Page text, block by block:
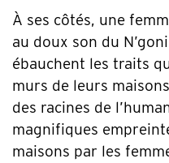
À ses côtés, une
au doux son du
ébauchent les traits
murs de leurs
des racines de
magnifiques
maisons par les